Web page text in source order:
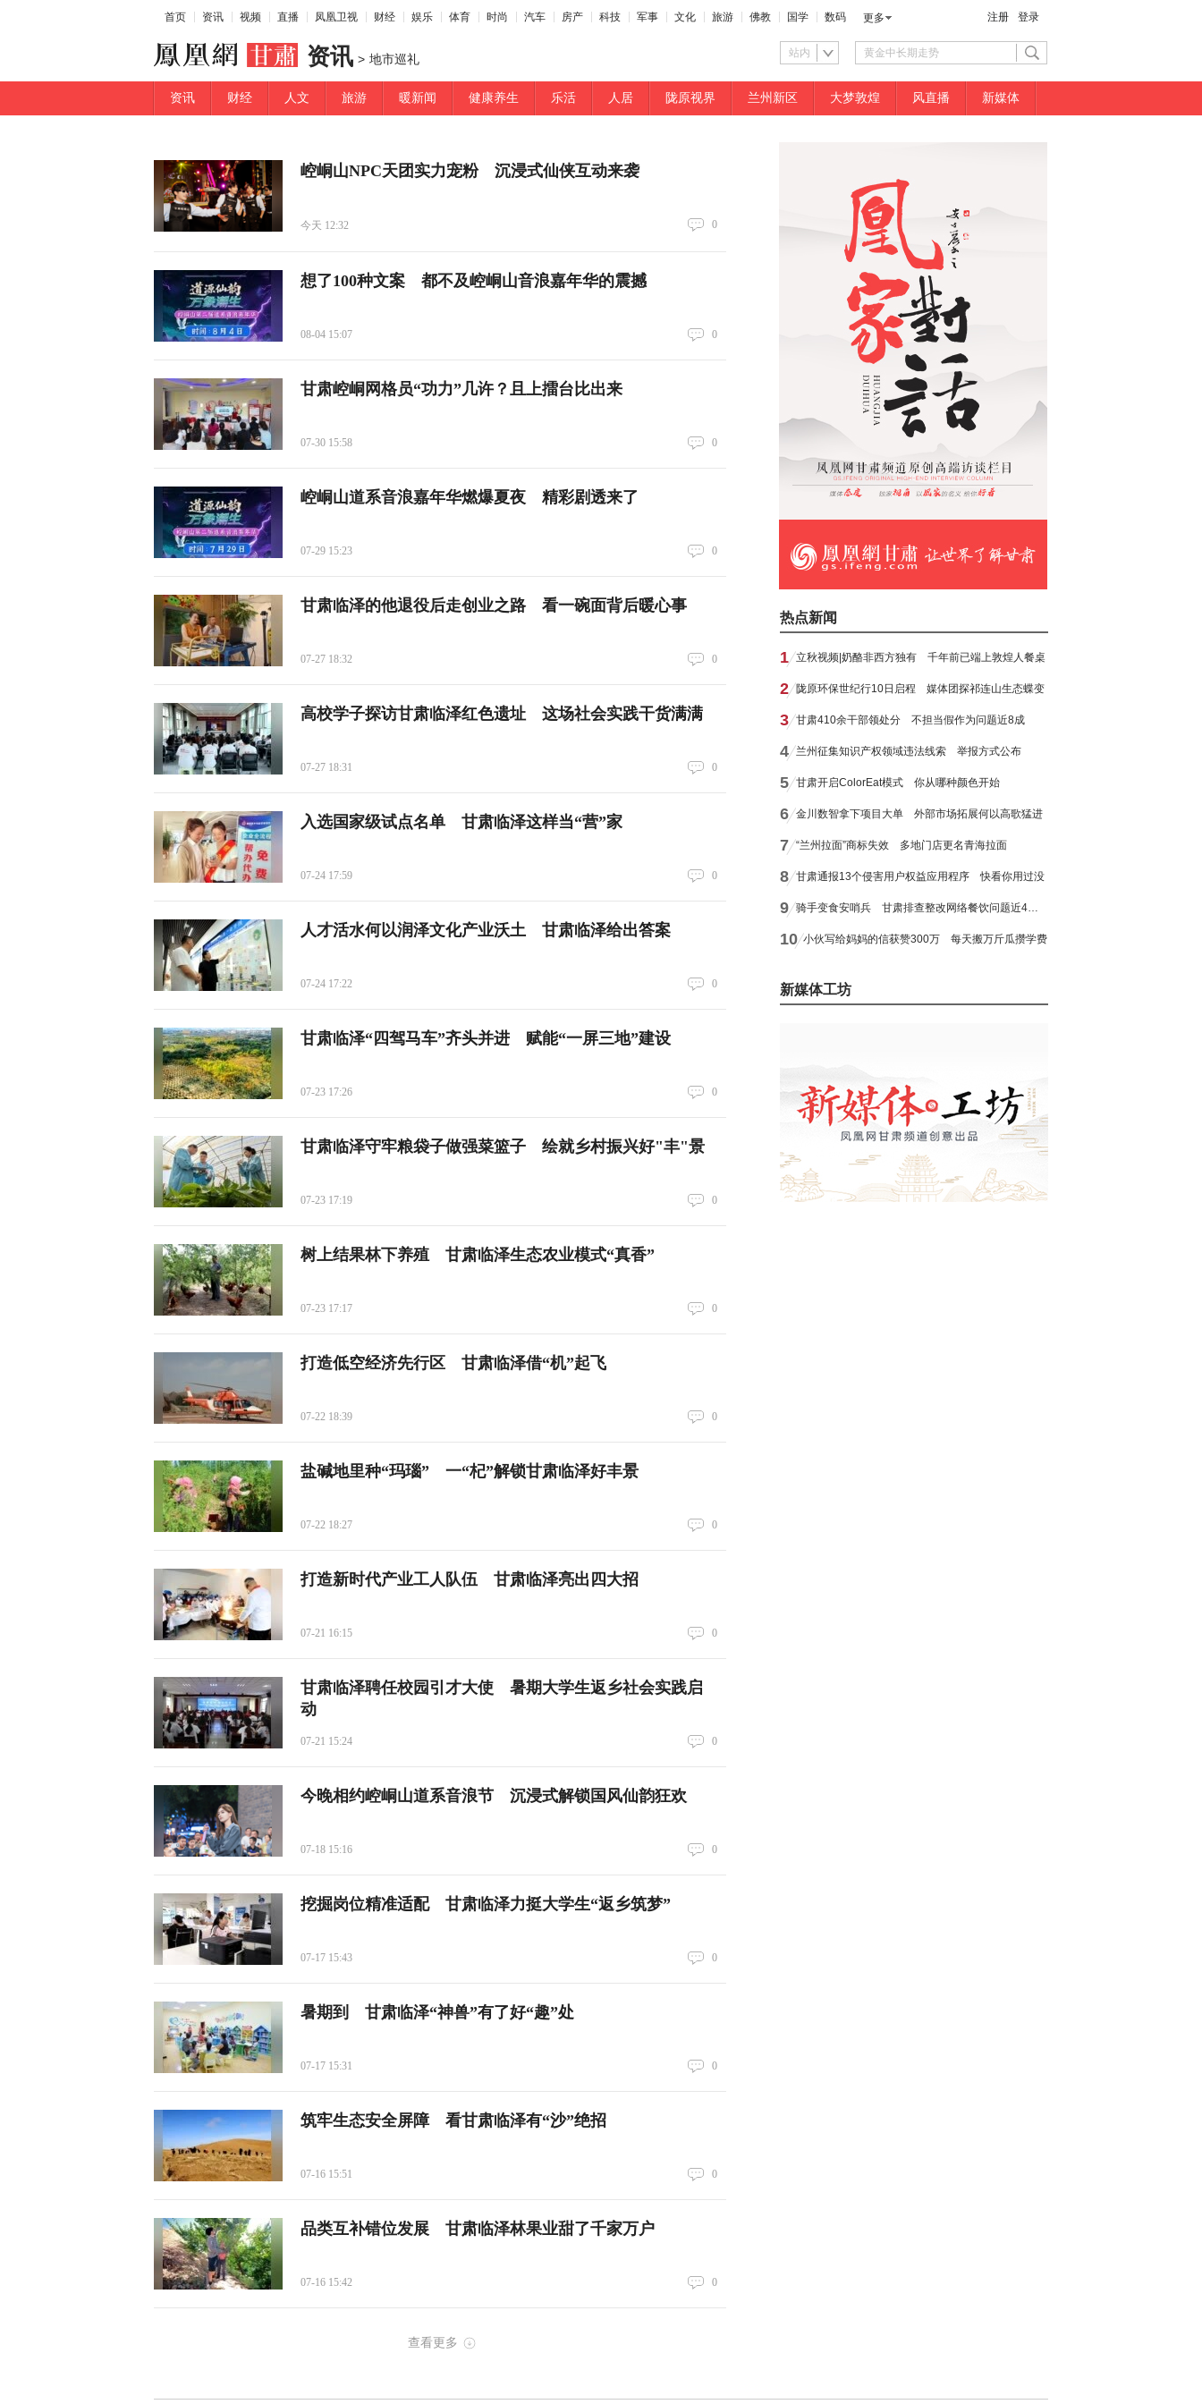
首页 资讯 视频 直播 凤凰卫视 财经 娱乐 体育 时尚 汽车 房产 科技 军事 文化 旅游 佛教 国学 数码 更多 注册 登录
资讯 > 地市巡礼 站内
资讯 财经 人文 旅游 暖新闻 健康养生 乐活 人居 陇原视界 兰州新区 大梦敦煌 风直播 新媒体
崆峒山NPC天团实力宠粉 沉浸式仙侠互动来袭
今天 12:32 0
想了100种文案 都不及崆峒山音浪嘉年华的震撼
08-04 15:07 0
甘肃崆峒网格员“功力”几许？且上擂台比出来
07-30 15:58 0
崆峒山道系音浪嘉年华燃爆夏夜 精彩剧透来了
07-29 15:23 0
甘肃临泽的他退役后走创业之路 看一碗面背后暖心事
07-27 18:32 0
高校学子探访甘肃临泽红色遗址 这场社会实践干货满满
07-27 18:31 0
入选国家级试点名单 甘肃临泽这样当“营”家
07-24 17:59 0
人才活水何以润泽文化产业沃土 甘肃临泽给出答案
07-24 17:22 0
甘肃临泽“四驾马车”齐头并进 赋能“一屏三地”建设
07-23 17:26 0
甘肃临泽守牢粮袋子做强菜篮子 绘就乡村振兴好"丰"景
07-23 17:19 0
树上结果林下养殖 甘肃临泽生态农业模式“真香”
07-23 17:17 0
打造低空经济先行区 甘肃临泽借“机”起飞
07-22 18:39 0
盐碱地里种“玛瑙” 一“杞”解锁甘肃临泽好丰景
07-22 18:27 0
打造新时代产业工人队伍 甘肃临泽亮出四大招
07-21 16:15 0
甘肃临泽聘任校园引才大使 暑期大学生返乡社会实践启
动
07-21 15:24 0
今晚相约崆峒山道系音浪节 沉浸式解锁国风仙韵狂欢
07-18 15:16 0
挖掘岗位精准适配 甘肃临泽力挺大学生“返乡筑梦”
07-17 15:43 0
暑期到 甘肃临泽“神兽”有了好“趣”处
07-17 15:31 0
筑牢生态安全屏障 看甘肃临泽有“沙”绝招
07-16 15:51 0
品类互补错位发展 甘肃临泽林果业甜了千家万户
07-16 15:42 0
查看更多
热点新闻
1 立秋视频|奶酪非西方独有 千年前已端上敦煌人餐桌
2 陇原环保世纪行10日启程 媒体团探祁连山生态蝶变
3 甘肃410余干部领处分 不担当假作为问题近8成
4 兰州征集知识产权领域违法线索 举报方式公布
5 甘肃开启ColorEat模式 你从哪种颜色开始
6 金川数智拿下项目大单 外部市场拓展何以高歌猛进
7 “兰州拉面”商标失效 多地门店更名青海拉面
8 甘肃通报13个侵害用户权益应用程序 快看你用过没
9 骑手变食安哨兵 甘肃排查整改网络餐饮问题近4万个
10 小伙写给妈妈的信获赞300万 每天搬万斤瓜攒学费
新媒体工坊